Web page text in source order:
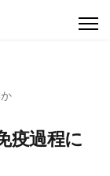
疫過程に